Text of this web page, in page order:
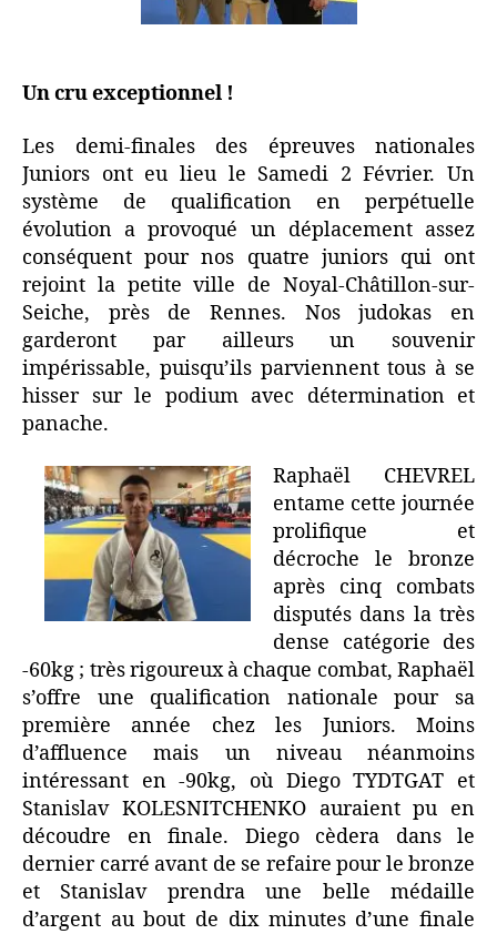
Un cru exceptionnel !
Les demi-finales des épreuves nationales
Juniors ont eu lieu le Samedi 2 Février. Un
système de qualification en perpétuelle
évolution a provoqué un déplacement assez
conséquent pour nos quatre juniors qui ont
rejoint la petite ville de Noyal-Châtillon-sur-
Seiche, près de Rennes. Nos judokas en
garderont par ailleurs un souvenir
impérissable, puisqu’ils parviennent tous à se
hisser sur le podium avec détermination et
panache.
Raphaël CHEVREL
entame cette journée
prolifique et
décroche le bronze
après cinq combats
disputés dans la très
dense catégorie des
-60kg ; très rigoureux à chaque combat, Raphaël
s’offre une qualification nationale pour sa
première année chez les Juniors. Moins
d’affluence mais un niveau néanmoins
intéressant en -90kg, où Diego TYDTGAT et
Stanislav KOLESNITCHENKO auraient pu en
découdre en finale. Diego cèdera dans le
dernier carré avant de se refaire pour le bronze
et Stanislav prendra une belle médaille
d’argent au bout de dix minutes d’une finale